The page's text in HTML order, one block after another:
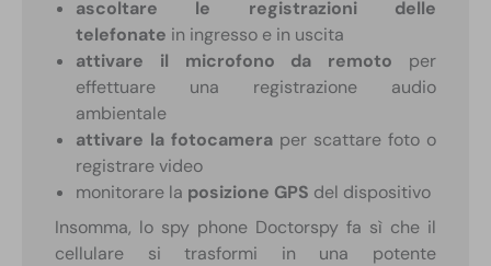
ascoltare le registrazioni delle
telefonate in ingresso e in uscita
attivare il microfono da remoto per
effettuare una registrazione audio
ambientale
attivare la fotocamera per scattare foto o
registrare video
monitorare la posizione GPS del dispositivo
Insomma, lo spy phone Doctorspy fa sì che il
cellulare si trasformi in una potente